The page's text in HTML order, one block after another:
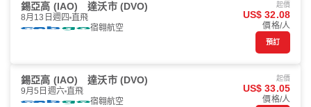
錫亞高 (IAO) 達沃市 (DVO)
8月13日週四 直飛
宿翱航空
起價
US$ 32.08
價格/人
預訂
錫亞高 (IAO) 達沃市 (DVO)
9月5日週六 直飛
宿翱航空
起價
US$ 33.05
價格/人